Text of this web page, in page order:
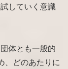
していく意識
体とも一般的
、どのあたりに